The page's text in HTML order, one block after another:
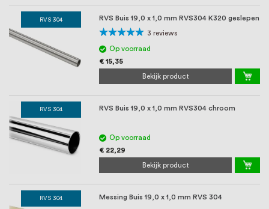
verschil maakt.
RVS 304 RVS Buis 19,0 x 1,0 mm RVS304 K320 geslepen
Waardering:
93%
3 reviews
Op voorraad
€ 15,35
Bekijk product
RVS 304 RVS Buis 19,0 x 1,0 mm RVS304 chroom
Op voorraad
€ 22,29
Bekijk product
RVS 304 Messing Buis 19,0 x 1,0 mm RVS 304